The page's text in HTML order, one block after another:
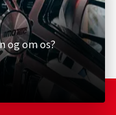
og om os?